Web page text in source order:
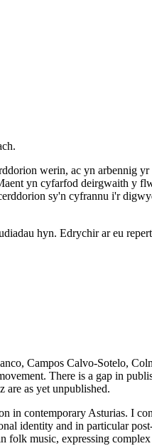
werin, ac yn arbennig yr
yn cyfarfod deirgwaith y
sy'n cyfrannu i'r
hyn. Edrychir ar eu
Campos Calvo-Sotelo,
There is a gap in
as yet unpublished.
in contemporary Asturias. I
identity and in particular
folk music, expressing